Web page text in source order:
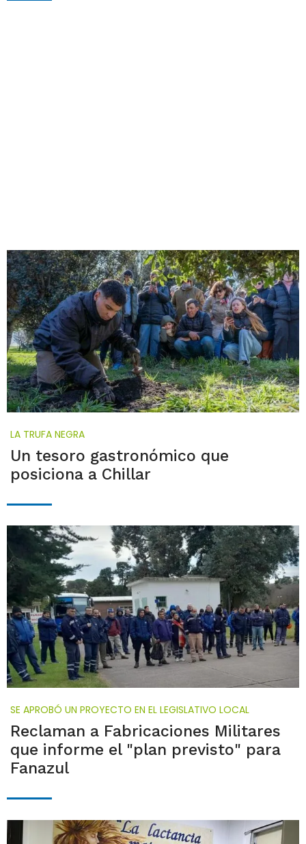
LA TRUFA NEGRA
Un tesoro gastronómico que
posiciona a Chillar
SE APROBÓ UN PROYECTO EN EL LEGISLATIVO LOCAL
Reclaman a Fabricaciones Militares
que informe el "plan previsto" para
Fanazul